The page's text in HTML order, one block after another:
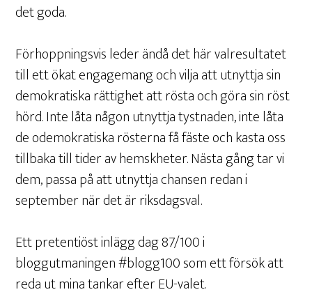
det goda.
Förhoppningsvis leder ändå det här valresultatet
till ett ökat engagemang och vilja att utnyttja sin
demokratiska rättighet att rösta och göra sin röst
hörd. Inte låta någon utnyttja tystnaden, inte låta
de odemokratiska rösterna få fäste och kasta oss
tillbaka till tider av hemskheter. Nästa gång tar vi
dem, passa på att utnyttja chansen redan i
september när det är riksdagsval.
Ett pretentiöst inlägg dag 87/100 i
bloggutmaningen #blogg100 som ett försök att
reda ut mina tankar efter EU-valet.